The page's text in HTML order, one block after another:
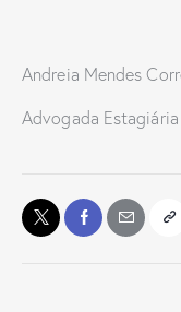
Andreia Mendes
Advogada Estagiária